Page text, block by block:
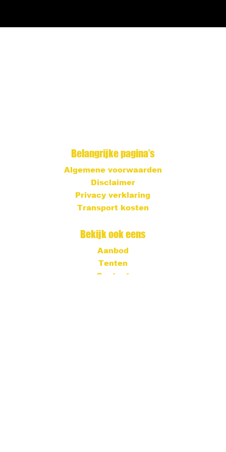
Belangrijke pagina’s
Algemene voorwaarden
Disclaimer
Privacy verklaring
Transport kosten
Bekijk ook eens
Aanbod
Tenten
Contact